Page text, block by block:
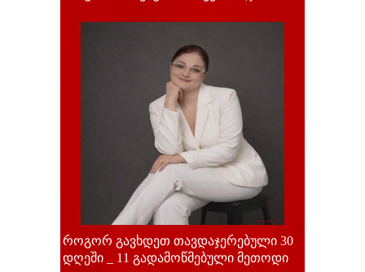
როგორ გავხდეთ თავდაჯერებული 30
დღეში _ 11 გადამოწმებული მეთოდი